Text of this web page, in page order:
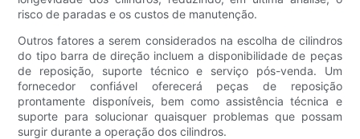
risco de paradas e os custos de manutenção.
Outros fatores a serem considerados na escolha de cilindros
do tipo barra de direção incluem a disponibilidade de peças
de reposição, suporte técnico e serviço pós-venda. Um
fornecedor confiável oferecerá peças de reposição
prontamente disponíveis, bem como assistência técnica e
suporte para solucionar quaisquer problemas que possam
surgir durante a operação dos cilindros.